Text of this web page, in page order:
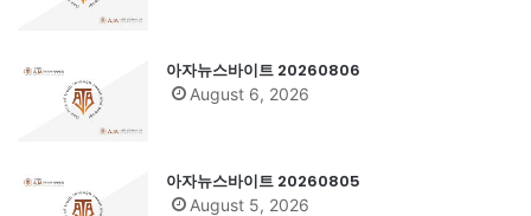
아자뉴스바이트 20260806
August 6, 2026
아자뉴스바이트 20260805
August 5, 2026